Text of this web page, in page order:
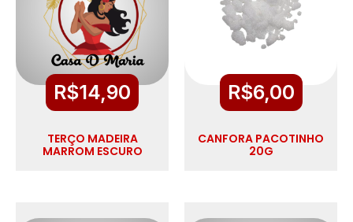
R$14,90
TERÇO MADEIRA
MARROM ESCURO
R$6,00
CANFORA PACOTINHO
20G